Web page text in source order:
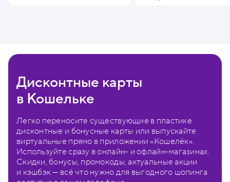
Дисконтные карты
в Кошельке
Легко переносите существующие в пластике
дисконтные и бонусные карты или выпускайте
виртуальные прямо в приложении «Кошелёк».
Используйте сразу в онлайн- и офлайн-магазинах.
Скидки, бонусы, промокоды, актуальные акции
и кэшбэк — всё что нужно для выгодного шопинга